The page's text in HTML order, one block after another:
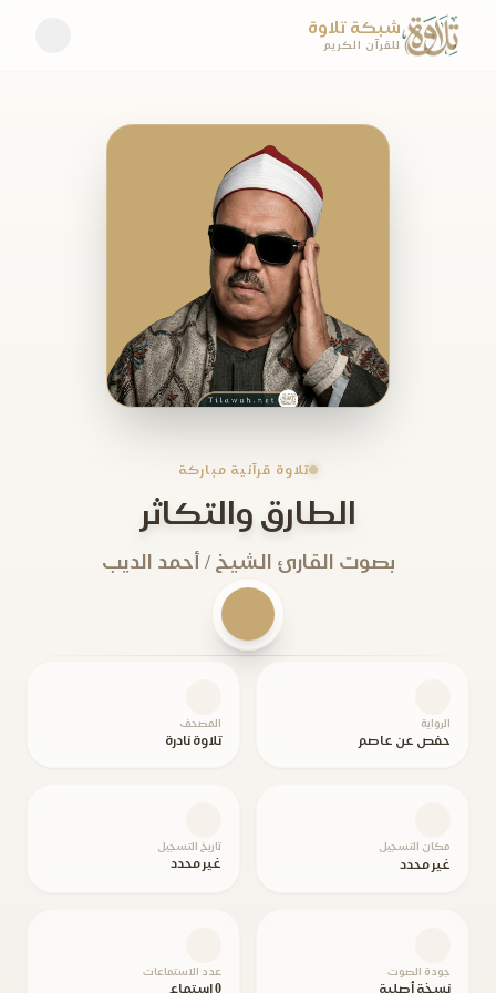
شبكة تلاوة
للقرآن الكريم
تلاوة قرآنية مباركة
الطارق والتكاثر
بصوت القارئ الشيخ / أحمد الديب
الرواية
حفص عن عاصم
المصحف
تلاوة نادرة
مكان التسجيل
غير محدد
تاريخ التسجيل
غير محدد
جودة الصوت
نسخة أصلية
عدد الاستماعات
0 استماع